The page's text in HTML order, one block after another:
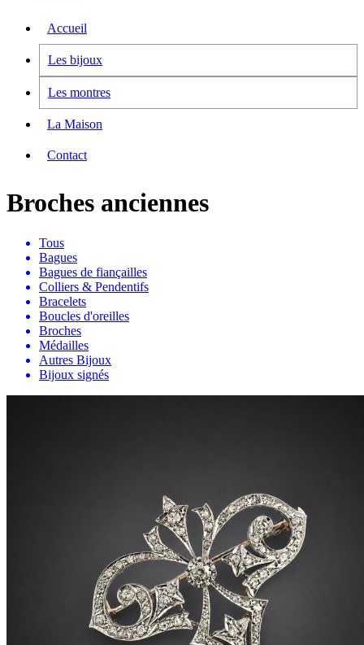
Accueil
Les bijoux
Les montres
La Maison
Contact
Broches anciennes
Tous
Bagues
Bagues de fiançailles
Colliers & Pendentifs
Bracelets
Boucles d'oreilles
Broches
Médailles
Autres Bijoux
Bijoux signés